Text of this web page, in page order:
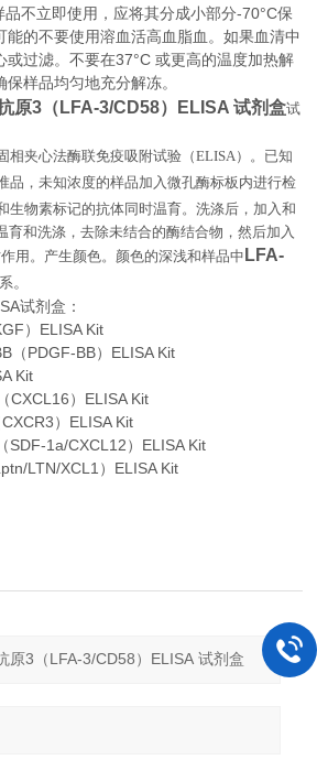
即使用，应将其分成小部分-70°C保
能的不要使用溶血活高血脂血。如果血清中
或过滤。不要在37°C 或更高的温度加热解
样品均匀地充分解冻。
原3（LFA-3/CD58）ELISA 试剂盒试
相夹心法酶联免疫吸附试验（ELISA）。已知
品，未知浓度的样品加入微孔酶标板内进行检
生物素标记的抗体同时温育。洗涤后，加入和
育和洗涤，去除未结合的酶结合物，然后加入
用。产生颜色。颜色的深浅和样品中 LFA-
。
试剂盒：
）ELISA Kit
（PDGF-BB）ELISA Kit
Kit
CXCL16）ELISA Kit
）ELISA Kit
SDF-1a/CXCL12）ELISA Kit
LTN/XCL1）ELISA Kit